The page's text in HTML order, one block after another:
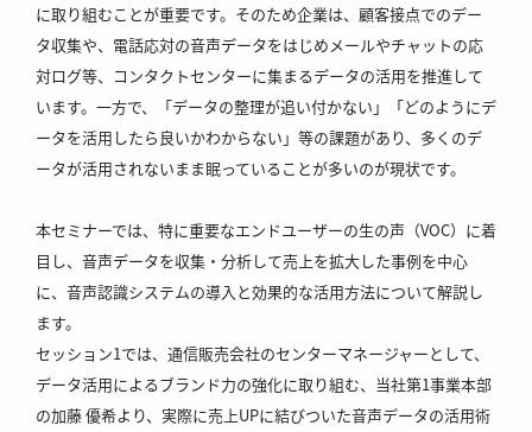
に取り組むことが重要です。そのため企業は、顧客接点でのデー
タ収集や、電話応対の音声データをはじめメールやチャットの応
対ログ等、コンタクトセンターに集まるデータの活用を推進して
います。一方で、「データの整理が追い付かない」「どのようにデ
ータを活用したら良いかわからない」等の課題があり、多くのデ
ータが活用されないまま眠っていることが多いのが現状です。
本セミナーでは、特に重要なエンドユーザーの生の声（VOC）に着
目し、音声データを収集・分析して売上を拡大した事例を中心
に、音声認識システムの導入と効果的な活用方法について解説し
ます。
セッション1では、通信販売会社のセンターマネージャーとして、
データ活用によるブランド力の強化に取り組む、当社第1事業本部
の加藤 優希より、実際に売上UPに結びついた音声データの活用術